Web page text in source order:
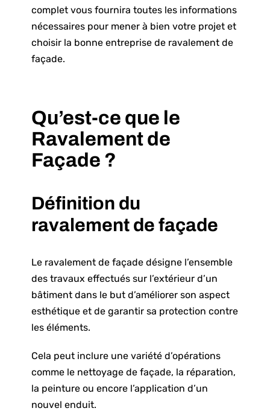
complet vous fournira toutes les informations
nécessaires pour mener à bien votre projet et
choisir la bonne entreprise de ravalement de
façade.
Qu’est-ce que le
Ravalement de
Façade ?
Définition du
ravalement de façade
Le ravalement de façade désigne l’ensemble
des travaux effectués sur l’extérieur d’un
bâtiment dans le but d’améliorer son aspect
esthétique et de garantir sa protection contre
les éléments.
Cela peut inclure une variété d’opérations
comme le nettoyage de façade, la réparation,
la peinture ou encore l’application d’un
nouvel enduit.